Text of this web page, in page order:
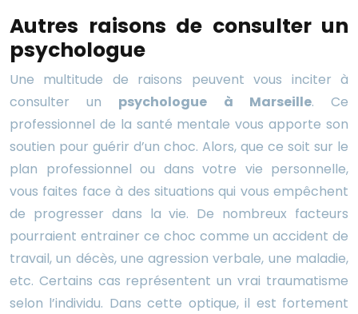
Autres raisons de consulter un
psychologue
Une multitude de raisons peuvent vous inciter à
consulter un psychologue à Marseille. Ce
professionnel de la santé mentale vous apporte son
soutien pour guérir d’un choc. Alors, que ce soit sur le
plan professionnel ou dans votre vie personnelle,
vous faites face à des situations qui vous empêchent
de progresser dans la vie. De nombreux facteurs
pourraient entrainer ce choc comme un accident de
travail, un décès, une agression verbale, une maladie,
etc. Certains cas représentent un vrai traumatisme
selon l’individu. Dans cette optique, il est fortement